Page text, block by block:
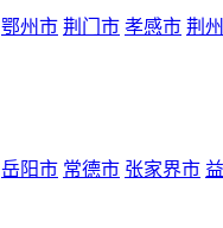
鄂州市 荆门市 孝感市 荆
岳阳市 常德市 张家界市